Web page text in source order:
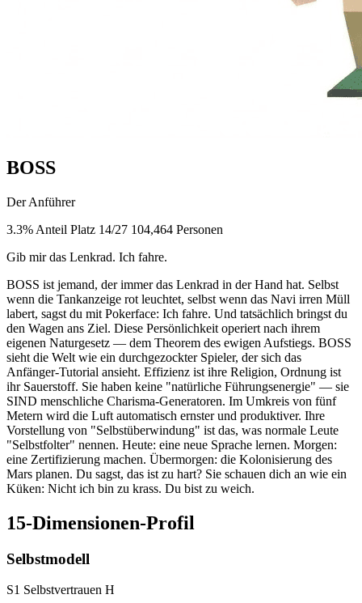
BOSS
Der Anführer
3.3% Anteil Platz 14/27 104,464 Personen
Gib mir das Lenkrad. Ich fahre.
BOSS ist jemand, der immer das Lenkrad in der Hand hat. Selbst
wenn die Tankanzeige rot leuchtet, selbst wenn das Navi irren Müll
labert, sagst du mit Pokerface: Ich fahre. Und tatsächlich bringst du
den Wagen ans Ziel. Diese Persönlichkeit operiert nach ihrem
eigenen Naturgesetz — dem Theorem des ewigen Aufstiegs. BOSS
sieht die Welt wie ein durchgezockter Spieler, der sich das
Anfänger-Tutorial ansieht. Effizienz ist ihre Religion, Ordnung ist
ihr Sauerstoff. Sie haben keine "natürliche Führungsenergie" — sie
SIND menschliche Charisma-Generatoren. Im Umkreis von fünf
Metern wird die Luft automatisch ernster und produktiver. Ihre
Vorstellung von "Selbstüberwindung" ist das, was normale Leute
"Selbstfolter" nennen. Heute: eine neue Sprache lernen. Morgen:
eine Zertifizierung machen. Übermorgen: die Kolonisierung des
Mars planen. Du sagst, das ist zu hart? Sie schauen dich an wie ein
Küken: Nicht ich bin zu krass. Du bist zu weich.
15-Dimensionen-Profil
Selbstmodell
S1 Selbstvertrauen H